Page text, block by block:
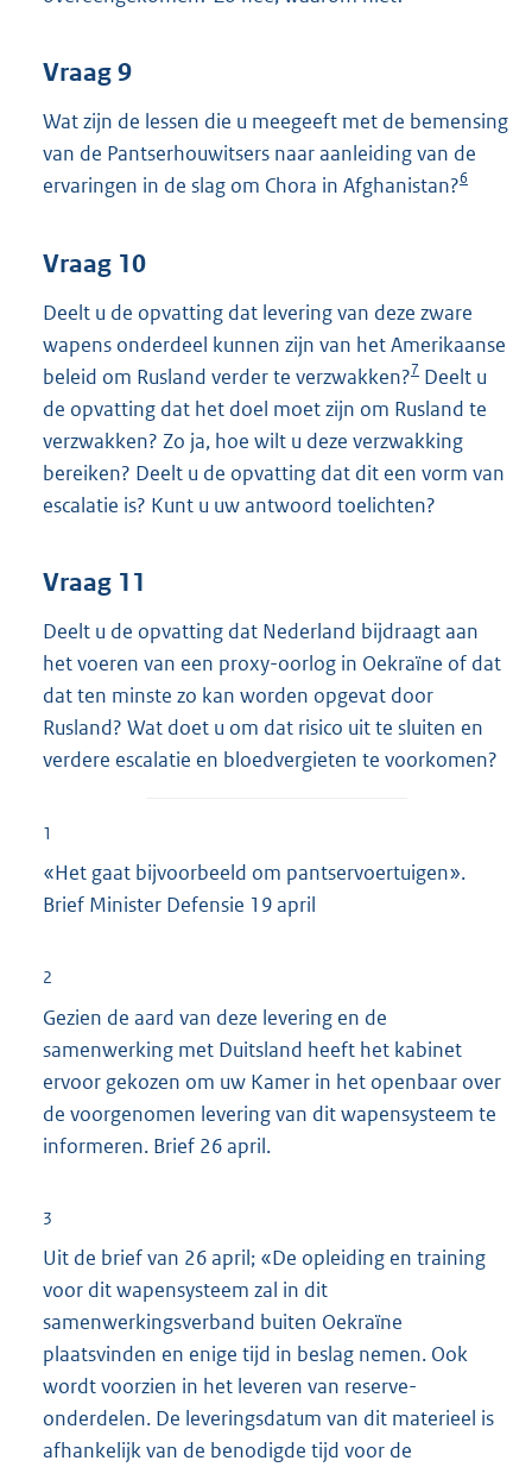
Vraag 9
Wat zijn de lessen die u meegeeft met de bemensing
van de Pantserhouwitsers naar aanleiding van de
ervaringen in de slag om Chora in Afghanistan?6
Vraag 10
Deelt u de opvatting dat levering van deze zware
wapens onderdeel kunnen zijn van het Amerikaanse
beleid om Rusland verder te verzwakken?7 Deelt u
de opvatting dat het doel moet zijn om Rusland te
verzwakken? Zo ja, hoe wilt u deze verzwakking
bereiken? Deelt u de opvatting dat dit een vorm van
escalatie is? Kunt u uw antwoord toelichten?
Vraag 11
Deelt u de opvatting dat Nederland bijdraagt aan
het voeren van een proxy-oorlog in Oekraïne of dat
dat ten minste zo kan worden opgevat door
Rusland? Wat doet u om dat risico uit te sluiten en
verdere escalatie en bloedvergieten te voorkomen?
1
«Het gaat bijvoorbeeld om pantservoertuigen».
Brief Minister Defensie 19 april
2
Gezien de aard van deze levering en de
samenwerking met Duitsland heeft het kabinet
ervoor gekozen om uw Kamer in het openbaar over
de voorgenomen levering van dit wapensysteem te
informeren. Brief 26 april.
3
Uit de brief van 26 april; «De opleiding en training
voor dit wapensysteem zal in dit
samenwerkingsverband buiten Oekraïne
plaatsvinden en enige tijd in beslag nemen. Ook
wordt voorzien in het leveren van reserve-
onderdelen. De leveringsdatum van dit materieel is
afhankelijk van de benodigde tijd voor de